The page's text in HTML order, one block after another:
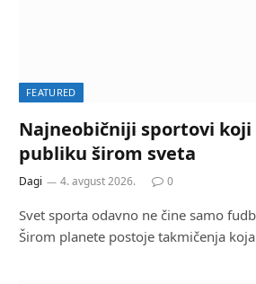
FEATURED
Najneobičniji sportovi
publiku širom sveta
Dagi 4. avgust 2026. 0
Svet sporta odavno ne čine samo
Širom planete postoje takmičenja